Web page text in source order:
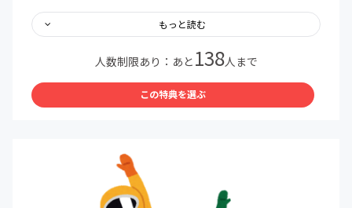
（銀）
※自分で考えた色でもOKです
＜備考欄に記入していただきた内容＞
①希望する「カラー」を第3希望まで
②「住んでいる地域」と「生まれ育った地域（複数OK）」
もっと読む
人数制限あり：あと 138人まで
この特典を選ぶ